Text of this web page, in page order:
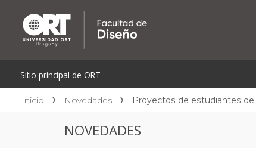
Inicio Novedades Proyectos de estudiantes
NOVEDADES